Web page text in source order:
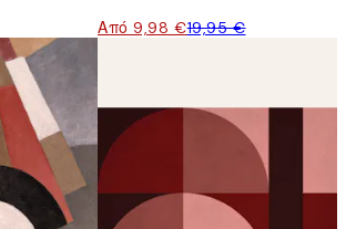
Από 9,98 €19,95 €